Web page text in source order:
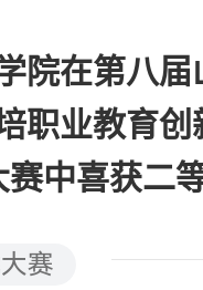
院在第八届
职业教育创
赛中喜获二
赛